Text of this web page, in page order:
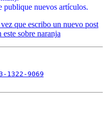
publique nuevos artículos.
9069